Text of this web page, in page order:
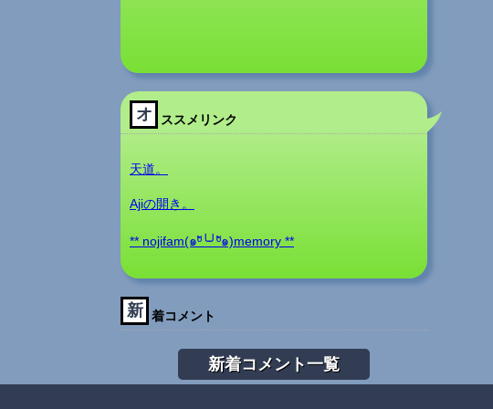
オ ススメリンク
天道。
Ajiの開き。
** nojifam(๑ºั╰╯ºั๑)memory **
新 着コメント
新着コメント一覧